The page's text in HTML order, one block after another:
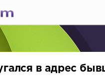
в адрес